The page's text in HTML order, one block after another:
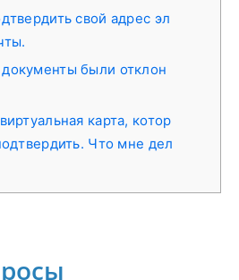
свой адрес эл
были отклон
карта, котор
Что мне дел